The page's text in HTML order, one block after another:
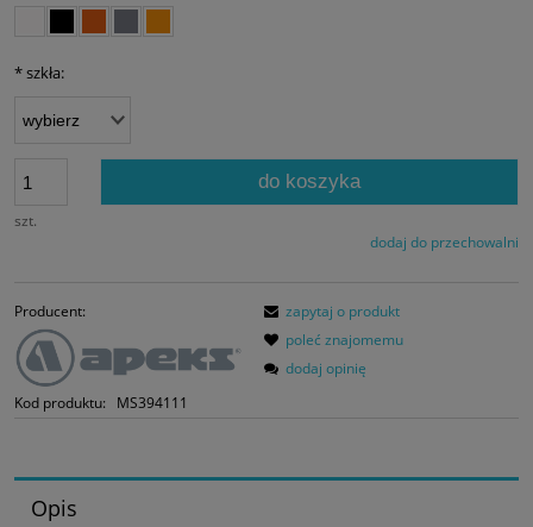
*szkła:
szt.
do koszyka
dodaj do przechowalni
Producent:
Kod produktu: MS394111
zapytaj o produkt
poleć znajomemu
dodaj opinię
Opis